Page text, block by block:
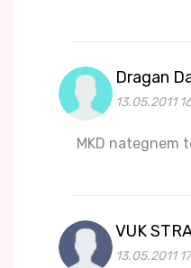
Dragan
13.05.2011
MKD nategnem
VUK
13.05.2011